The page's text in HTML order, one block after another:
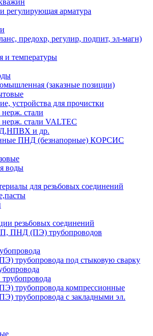
регулирующая арматура
предохр, регулир, подпит, эл-магн)
и температуры
(заказные позиции)
устройства для прочистки
стали
стали VALTEC
и др.
ПНД (безнапорные) КОРСИС
воды
для резьбовых соединений
резьбовых соединений
ПНД (ПЭ) трубопроводов
трубопровода под стыковую сварку
трубопровода компрессионные
трубопровода с закладными эл.